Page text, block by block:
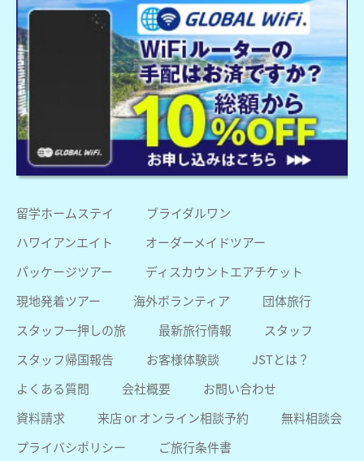
留学ホームステイ
ブライダルワン
ハワイアンエイト
オーダーメイドツアー
パッケージツアー
ディスカウントエアチケット
現地発着ツアー
海外ボランティア
団体旅行
スタッフ一押しの旅
最新旅行情報
スタッフ
スタッフ帰国報告
お客様体験談
JSTとは？
よくある質問
会社概要
お問い合わせ
資料請求
来店 or オンライン相談予約
無料相談会
プライバシポリシー
ご旅行条件書